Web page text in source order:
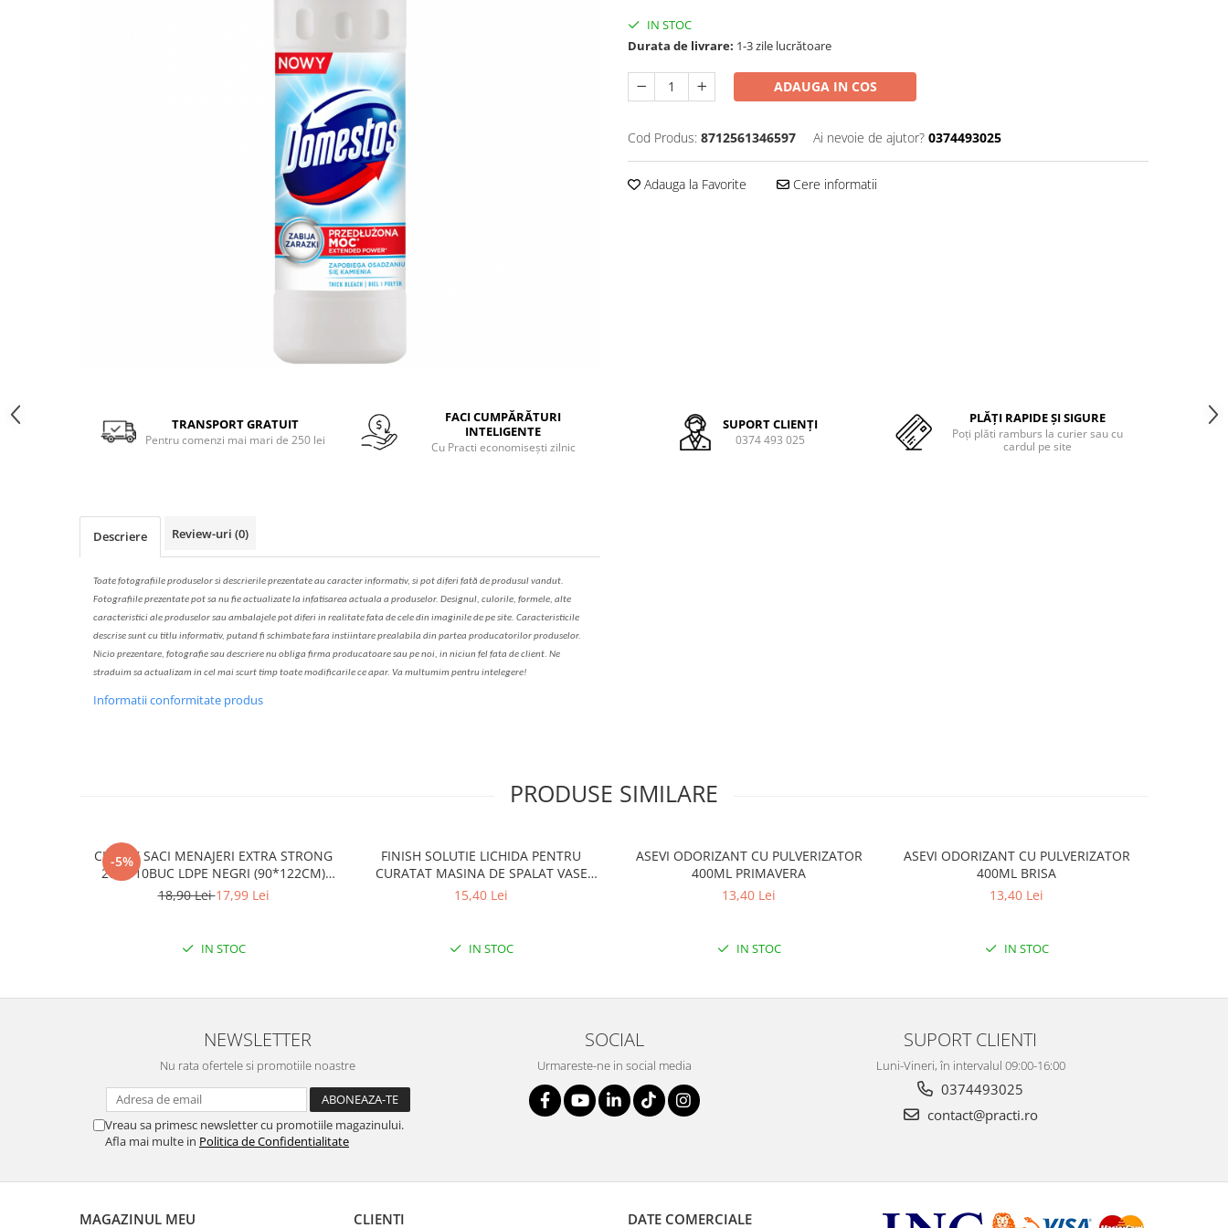
Solutie de indepartat rugina si
pentru par, masca de par
Vata demachianta
Facebook
IN STOC
Durata de livrare: 1-3 zile lucrătoare
ADAUGA IN COS
Cod Produs: 8712561346597 Ai nevoie de ajutor? 0374493025
Adauga la Favorite Cere informatii
TRANSPORT GRATUIT
Pentru comenzi mai mari de 250 lei
FACI CUMPĂRĂTURI
INTELIGENTE
Cu Practi economisești zilnic
SUPORT CLIENȚI
0374 493 025
PLĂȚI RAPIDE ȘI SIGURE
Poți plăti ramburs la curier sau cu
cardul pe site
Descriere Review-uri (0)
Toate fotografiile produselorsidescrierileprezentate au caracter informativ, si pot diferi fată de produsul vandut.
Fotografiile prezentate pot sa nu fie actualizate la infatisarea actuala a produselor. Designul, culorile, formele, alte
caracteristici ale produselor sau ambalajele pot diferi in realitate fata de cele din imaginile de pe site. Caracteristicile
descrise sunt cu titlu informativ, putand fi schimbate fara instiintare prealabila din partea producatorilor produselor.
Nicio prezentare, fotografie sau descriere nu obliga firma producatoare sau pe noi, in niciun fel fata de client. Ne
straduim sa actualizam in cel mai scurt timp toate modificarile ce apar. Va multumim pentru intelegere!
Informatii conformitate produs
PRODUSE SIMILARE
-5%
CLINOX SACI MENAJERI EXTRA STRONG
200L/10BUC LDPE NEGRI (90*122CM)
ETICHETA MOV
18,90 Lei17,99 Lei
IN STOC
FINISH SOLUTIE LICHIDA PENTRU
CURATAT MASINA DE SPALAT VASE
250ML LEMON
15,40 Lei
IN STOC
ASEVI ODORIZANT CU PULVERIZATOR
400ML PRIMAVERA
13,40 Lei
IN STOC
ASEVI ODORIZANT CU PULVERIZATOR
400ML BRISA
13,40 Lei
IN STOC
NEWSLETTER
Nu rata ofertele si promotiile noastre
Vreau sa primesc newsletter cu promotiile magazinului.
Afla mai multe in Politica de Confidentialitate
SOCIAL
Urmareste-ne in social media
SUPORT CLIENTI
Luni-Vineri, în intervalul 09:00-16:00
0374493025
contact@practi.ro
MAGAZINUL MEU CLIENTI DATE COMERCIALE